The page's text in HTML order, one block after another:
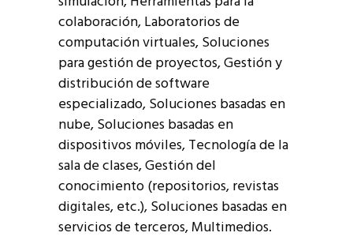
colaboración, Laboratorios de
computación virtuales, Soluciones
para gestión de proyectos, Gestión y
distribución de software
especializado, Soluciones basadas en
nube, Soluciones basadas en
dispositivos móviles, Tecnología de la
sala de clases, Gestión del
conocimiento (repositorios, revistas
digitales, etc.), Soluciones basadas en
servicios de terceros, Multimedios.